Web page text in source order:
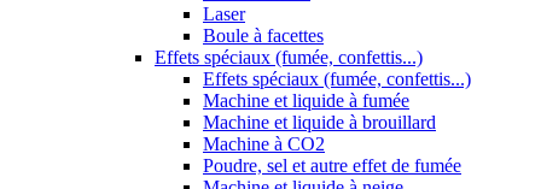
Laser
Boule à facettes
Effets spéciaux (fumée, confettis...)
Effets spéciaux (fumée, confettis...)
Machine et liquide à fumée
Machine et liquide à brouillard
Machine à CO2
Poudre, sel et autre effet de fumée